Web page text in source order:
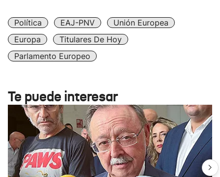
Política EAJ-PNV
Unión Europea
Europa
Titulares De Hoy
Parlamento Europeo
Te puede interesar